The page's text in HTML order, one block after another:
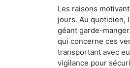
Les raisons
jours. Au quotidien,
géant garde-
qui concerne ces
transportant avec
vigilance pour